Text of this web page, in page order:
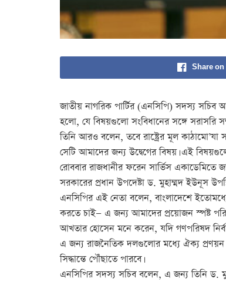
Share
জাতীয় নাগরিক পার্টির (এনসিপি) সদস্য
হলো, যে বিষয়গুলো সংবিধানের সঙ্গে সরাসরি
তিনি আরও বলেন, তবে রাষ্ট্রের মূল
সেটি আমাদের জন্য উদ্বেগের বিষয়। এই
রোববার রাজধানীর ফরেন সার্ভিস
সরকারের প্রধান উপদেষ্টা ড. মুহাম্মদ ইউনূস
এনসিপির এই নেতা বলেন, বাংলাদেশে
করতে চাই— এ জন্য আমাদের প্রয়োজন স্পষ্ট
আখতার হোসেন মনে করেন, যদি গণপরিষদ
এ জন্য রাজনৈতিক দলগুলোর মধ্যে ঐক্য প্রণয়ন
সিদ্ধান্তে পৌঁছাতে পারবে।
এনসিপির সদস্য সচিব বলেন, এ জন্য তিনি ড.